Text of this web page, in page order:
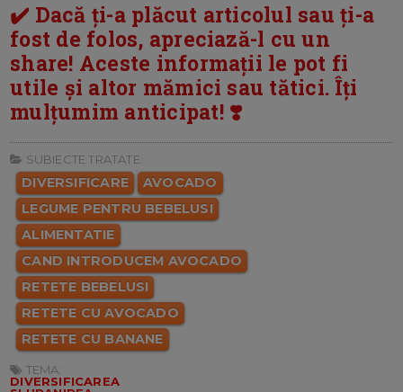
✔️ Dacă ți-a plăcut articolul sau ți-a
fost de folos, apreciază-l cu un
share! Aceste informații le pot fi
utile și altor mămici sau tătici. Îți
mulțumim anticipat! ❣️
SUBIECTE TRATATE:
DIVERSIFICARE
AVOCADO
LEGUME PENTRU BEBELUSI
ALIMENTATIE
CAND INTRODUCEM AVOCADO
RETETE BEBELUSI
RETETE CU AVOCADO
RETETE CU BANANE
TEMA:
DIVERSIFICAREA